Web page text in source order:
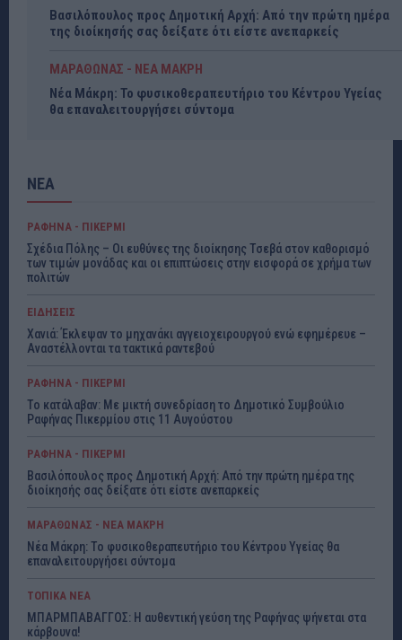
Βασιλόπουλος προς Δημοτική Αρχή: Από την πρώτη ημέρα
της διοίκησής σας δείξατε ότι είστε ανεπαρκείς
ΜΑΡΑΘΩΝΑΣ - ΝΕΑ ΜΑΚΡΗ
Νέα Μάκρη: Το φυσικοθεραπευτήριο του Κέντρου Υγείας
θα επαναλειτουργήσει σύντομα
ΝΕΑ
ΡΑΦΗΝΑ - ΠΙΚΕΡΜΙ
Σχέδια Πόλης – Οι ευθύνες της διοίκησης Τσεβά στον καθορισμό
των τιμών μονάδας και οι επιπτώσεις στην εισφορά σε χρήμα των
πολιτών
ΕΙΔΗΣΕΙΣ
Χανιά: Έκλεψαν το μηχανάκι αγγειοχειρουργού ενώ εφημέρευε –
Αναστέλλονται τα τακτικά ραντεβού
ΡΑΦΗΝΑ - ΠΙΚΕΡΜΙ
Το κατάλαβαν: Με μικτή συνεδρίαση το Δημοτικό Συμβούλιο
Ραφήνας Πικερμίου στις 11 Αυγούστου
ΡΑΦΗΝΑ - ΠΙΚΕΡΜΙ
Βασιλόπουλος προς Δημοτική Αρχή: Από την πρώτη ημέρα της
διοίκησής σας δείξατε ότι είστε ανεπαρκείς
ΜΑΡΑΘΩΝΑΣ - ΝΕΑ ΜΑΚΡΗ
Νέα Μάκρη: Το φυσικοθεραπευτήριο του Κέντρου Υγείας θα
επαναλειτουργήσει σύντομα
ΤΟΠΙΚΑ ΝΕΑ
ΜΠΑΡΜΠΑΒΑΓΓΟΣ: Η αυθεντική γεύση της Ραφήνας ψήνεται στα
κάρβουνα!